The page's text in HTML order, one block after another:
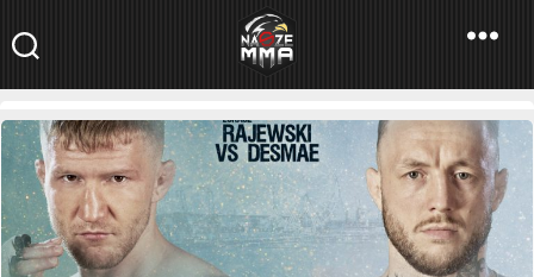
NaszeMMA
NaszeMMA.pl»Aktualności»Polskie MMA»KSW»KSW 66: Łukasz
Rajewski vs. Donovan Desmae dodane do karty walk